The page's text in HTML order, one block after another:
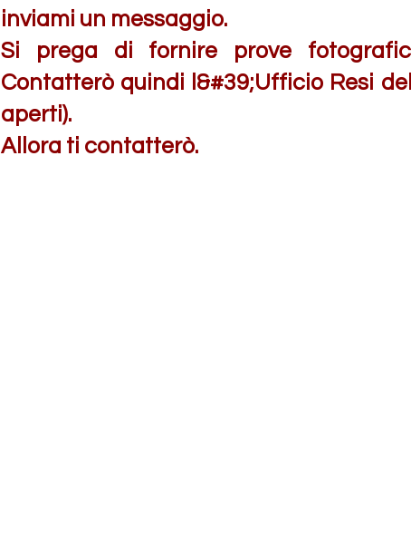
inviami un messaggio.
Si prega di fornire prove
Contatterò quindi l&#39;Ufficio Resi
aperti).
Allora ti contatterò.